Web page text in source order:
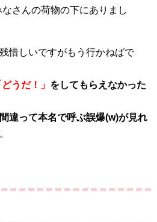
さんの荷物の下にありまし
惜しいですがもう行かねばで
うだ！」 をしてもらえなかった
違って本名で呼ぶ誤爆(w)が見れ